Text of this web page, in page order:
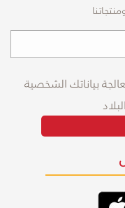
بياناتك الشخصية